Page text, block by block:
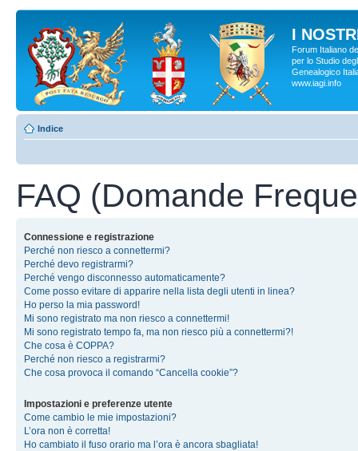
I
Forum Italiano
per lo Studio
Genealogico
www.iagi.info
Indice
FAQ (Domande
Connessione e registrazione
Perché non riesco a connettermi?
Perché devo registrarmi?
Perché vengo disconnesso automaticamente?
Come posso evitare di apparire nella lista degli utenti in linea?
Ho perso la mia password!
Mi sono registrato ma non riesco a connettermi!
Mi sono registrato tempo fa, ma non riesco più a connettermi?!
Che cosa è COPPA?
Perché non riesco a registrarmi?
Che cosa provoca il comando “Cancella cookie”?
Impostazioni e preferenze utente
Come cambio le mie impostazioni?
L’ora non è corretta!
Ho cambiato il fuso orario ma l’ora è ancora sbagliata!